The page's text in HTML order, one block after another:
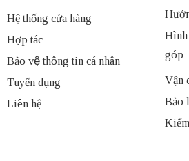
Hệ thống cửa hàng
Hợp tác
Bảo vệ thông tin cá nhân
Tuyển dụng
Liên hệ
Hình
góp
Vận
Bảo